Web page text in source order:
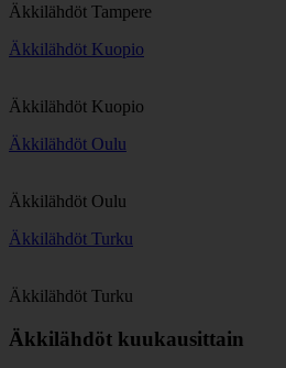
Äkkilähdöt Tampere
Äkkilähdöt Kuopio
Äkkilähdöt Kuopio
Äkkilähdöt Oulu
Äkkilähdöt Oulu
Äkkilähdöt Turku
Äkkilähdöt Turku
Äkkilähdöt kuukausittain